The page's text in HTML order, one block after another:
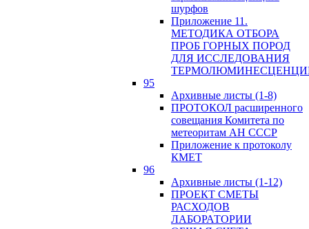
шурфов
Приложение 11.
МЕТОДИКА ОТБОРА
ПРОБ ГОРНЫХ ПОРОД
ДЛЯ ИССЛЕДОВАНИЯ
95
Архивные листы (1-8)
ПРОТОКОЛ расширенного
совещания Комитета по
метеоритам АН СССР
Приложение к протоколу
КМЕТ
96
Архивные листы (1-12)
ПРОЕКТ СМЕТЫ
РАСХОДОВ
ЛАБОРАТОРИИ